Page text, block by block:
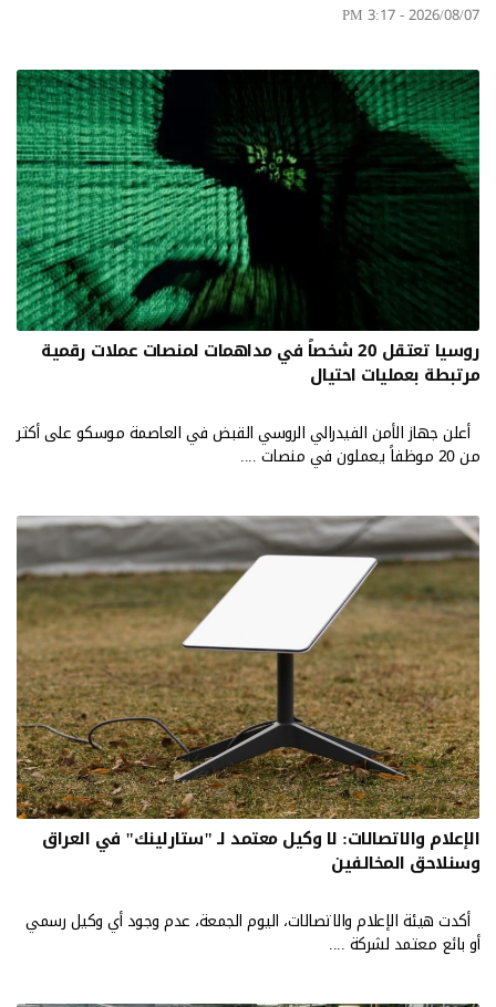
2026/08/07 - 3:17 PM
روسيا تعتقل 20 شخصاً في مداهمات لمنصات عملات رقمية
مرتبطة بعمليات احتيال
أعلن جهاز الأمن الفيدرالي الروسي القبض في العاصمة موسكو على أكثر
من 20 موظفاً يعملون في منصات ....
الإعلام والاتصالات: لا وكيل معتمد لـ "ستارلينك" في العراق
وسنلاحق المخالفين
أكدت هيئة الإعلام والاتصالات، اليوم الجمعة، عدم وجود أي وكيل رسمي
أو بائع معتمد لشركة ....